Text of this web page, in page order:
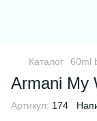
Каталог 60ml
Armani My
Артикул: 174